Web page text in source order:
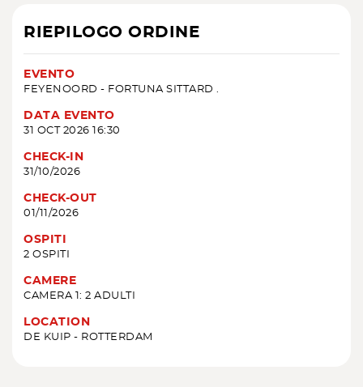
RIEPILOGO ORDINE
EVENTO
FEYENOORD - FORTUNA SITTARD .
DATA EVENTO
31 OCT 2026 16:30
CHECK-IN
31/10/2026
CHECK-OUT
01/11/2026
OSPITI
2 OSPITI
CAMERE
CAMERA 1: 2 ADULTI
LOCATION
DE KUIP - ROTTERDAM